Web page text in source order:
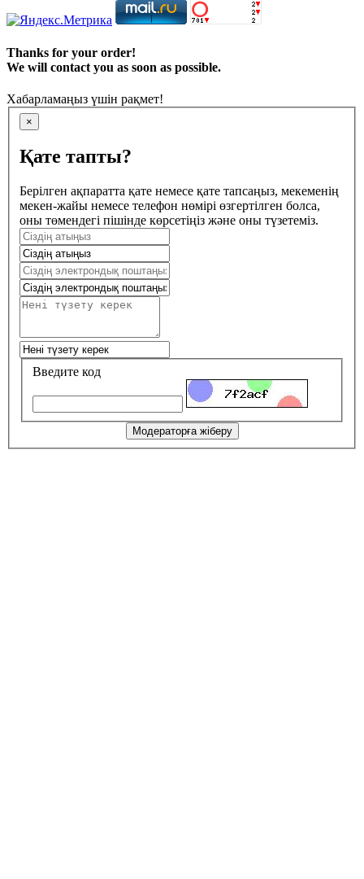
Thanks for your order!
We will contact you as soon as possible.
Хабарламаңыз үшін рақмет!
×
Қате тапты?
Берілген ақпаратта қате немесе қате тапсаңыз, мекеменің
мекен-жайы немесе телефон нөмірі өзгертілген болса,
оны төмендегі пішінде көрсетіңіз және оны түзетеміз.
Введите код
Модераторға жіберу